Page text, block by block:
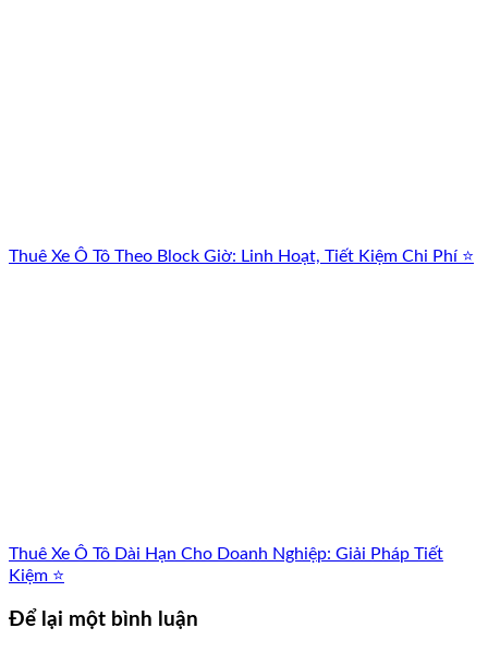
Thuê Xe Ô Tô Theo Block Giờ: Linh Hoạt, Tiết Kiệm Chi Phí ⭐
Thuê Xe Ô Tô Dài Hạn Cho Doanh Nghiệp: Giải Pháp Tiết
Kiệm ⭐
Để lại một bình luận